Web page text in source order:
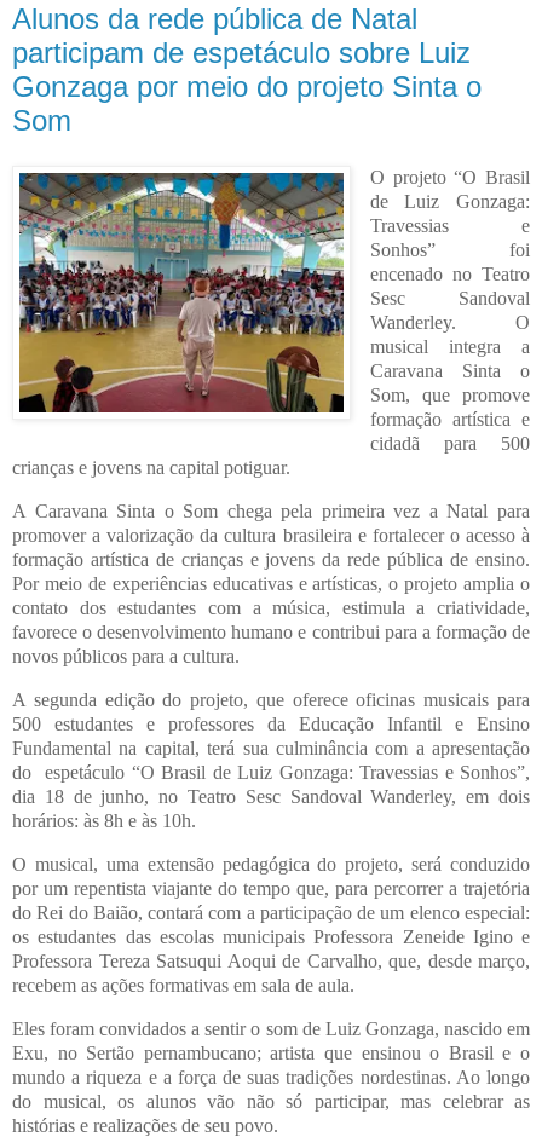
Alunos da rede pública de Natal
participam de espetáculo sobre Luiz
Gonzaga por meio do projeto Sinta o
Som
O projeto “O Brasil
de Luiz Gonzaga:
Travessias e
Sonhos” foi
encenado no Teatro
Sesc Sandoval
Wanderley. O
musical integra a
Caravana Sinta o
Som, que promove
formação artística e
cidadã para 500
crianças e jovens na capital potiguar.
A Caravana Sinta o Som chega pela primeira vez a Natal para
promover a valorização da cultura brasileira e fortalecer o acesso à
formação artística de crianças e jovens da rede pública de ensino.
Por meio de experiências educativas e artísticas, o projeto amplia o
contato dos estudantes com a música, estimula a criatividade,
favorece o desenvolvimento humano e contribui para a formação de
novos públicos para a cultura.
A segunda edição do projeto, que oferece oficinas musicais para
500 estudantes e professores da Educação Infantil e Ensino
Fundamental na capital, terá sua culminância com a apresentação
do espetáculo “O Brasil de Luiz Gonzaga: Travessias e Sonhos”,
dia 18 de junho, no Teatro Sesc Sandoval Wanderley, em dois
horários: às 8h e às 10h.
O musical, uma extensão pedagógica do projeto, será conduzido
por um repentista viajante do tempo que, para percorrer a trajetória
do Rei do Baião, contará com a participação de um elenco especial:
os estudantes das escolas municipais Professora Zeneide Igino e
Professora Tereza Satsuqui Aoqui de Carvalho, que, desde março,
recebem as ações formativas em sala de aula.
Eles foram convidados a sentir o som de Luiz Gonzaga, nascido em
Exu, no Sertão pernambucano; artista que ensinou o Brasil e o
mundo a riqueza e a força de suas tradições nordestinas. Ao longo
do musical, os alunos vão não só participar, mas celebrar as
histórias e realizações de seu povo.